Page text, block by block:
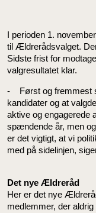
I perioden 1.
til Ældrerådsvalget.
Sidste frist for
valgresultatet klar.
- Først og fremmest
kandidater og at
aktive og engagerede
spændende år, men
er det vigtigt, at vi
med på sidelinjen,
Det nye Ældreråd
Her er det nye
medlemmer, der